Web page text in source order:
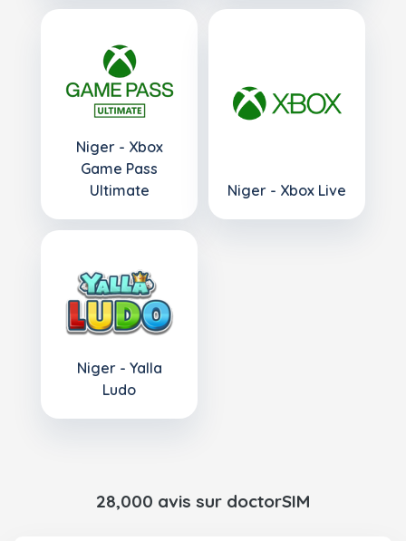
Niger - Xbox
Game Pass
Ultimate
Niger - Xbox Live
Niger - Yalla
Ludo
28,000 avis sur doctorSIM